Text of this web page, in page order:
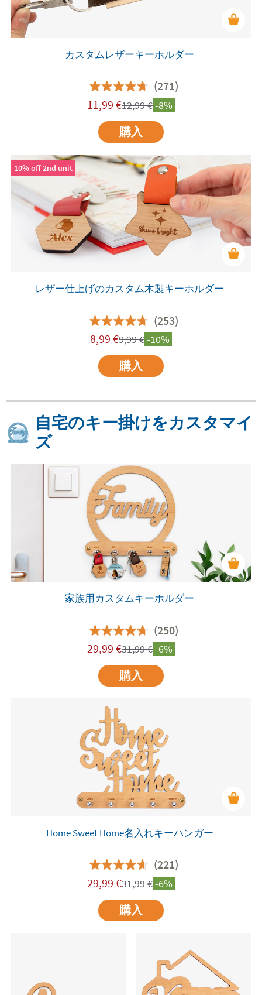
カスタムレザーキーホルダー
(271)
11,99 €12,99€-8%
購入
10% off 2nd unit
レザー仕上げのカスタム木製キーホルダー
(253)
8,99 €9,99€-10%
購入
自宅のキー掛けをカスタマイ
ズ
家族用カスタムキーホルダー
(250)
29,99 €31,99€-6%
購入
Home Sweet Home名入れキーハンガー
(221)
29,99 €31,99€-6%
購入